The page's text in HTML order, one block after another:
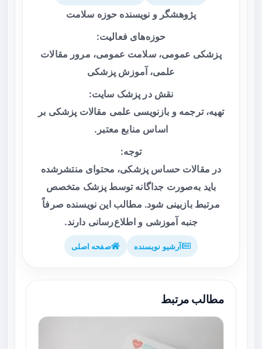
پژوهشگر و نویسنده حوزه سلامت
حوزه‌های فعالیت:
پزشکی عمومی، سلامت عمومی، مرور مقالات
علمی، آموزش پزشکی
نقش در پزشک سایت:
تهیه، ترجمه و بازنویسی علمی مقالات پزشکی بر
اساس منابع معتبر.
توجه:
در مقالات حساس پزشکی، محتوای منتشرشده
باید به‌صورت جداگانه توسط پزشک متخصص
مرتبط بازبینی شود. مطالب این نویسنده صرفاً
جنبه آموزشی و اطلاع‌رسانی دارند.
آرشیو نویسنده صفحه اصلی
مطالب مرتبط